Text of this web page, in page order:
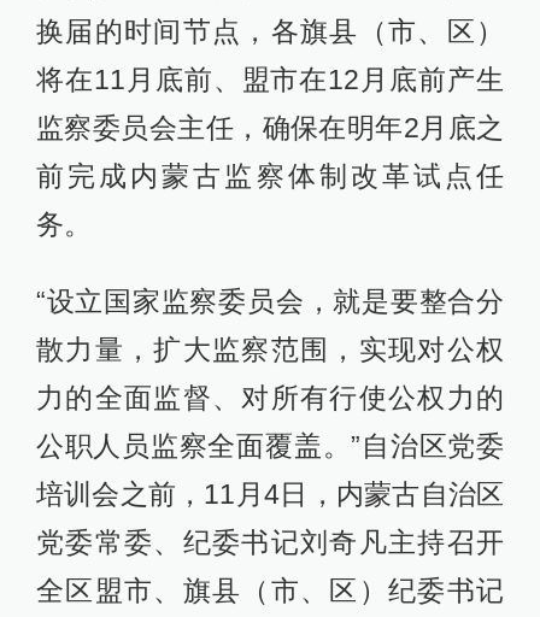
换届的时间节点，各旗县（市、区）
将在11月底前、盟市在12月底前产生
监察委员会主任，确保在明年2月底之
前完成内蒙古监察体制改革试点任
务。
“设立国家监察委员会，就是要整合分
散力量，扩大监察范围，实现对公权
力的全面监督、对所有行使公权力的
公职人员监察全面覆盖。”自治区党委
培训会之前，11月4日，内蒙古自治区
党委常委、纪委书记刘奇凡主持召开
全区盟市、旗县（市、区）纪委书记